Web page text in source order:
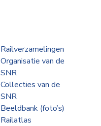
Railverzamelingen
Organisatie van de
SNR
Collecties van de
SNR
Beeldbank (foto’s)
Railatlas